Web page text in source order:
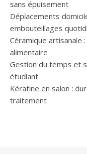
sans épuisement
Déplacements
embouteillages
Céramique artisanale
alimentaire
Gestion du temps et
étudiant
Kératine en salon :
traitement